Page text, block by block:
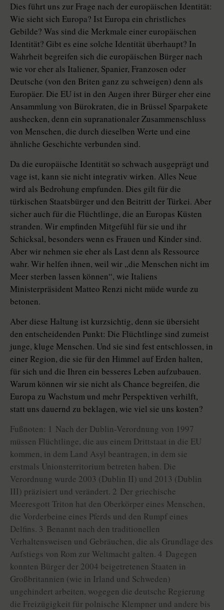
Dies führt uns zur Frage nach der europäischen Identität:
Wie sieht sich Europa? Ist Europa ein christliches
Gebilde? Was sind die Merkmale einer europäischen
Identität? Gibt es eine solche Identität überhaupt? In
Wahrheit begreifen sich die europäischen Bürger nach
wie vor eher als Italiener, Spanier, Franzosen oder
Deutsche (von den Briten ganz zu schweigen) denn als
Europäer. Die EU ist in den Augen ihrer Bürger eher eine
Ansammlung von Bürokraten, die in Brüssel Sparpakete
aushecken, denn ein supranationaler Zusammenschluss
von Menschen, die durch dieselben Werte und eine
ähnliche Geschichte verbunden sind.
Da die europäische Identität so schwach ausgeprägt und
vage ist, kann sie nicht integrativ wirken. Alles Neue
wird als Bedrohung empfunden. Dies gilt für die
türkischen Staatsbürger und den Beitritt der Türkei. Aber
sicher auch für die Flüchtlinge, die an Europas Küsten
stranden. Wir empfinden Mitgefühl für sie und ihr
Schicksal, besonders wenn es Frauen und Kinder sind.
Aber wir nehmen sie eher als Last denn als Ressource
wahr. Wir helfen ihnen, weil wir „die Menschen nicht im
Meer sterben lassen können“, wie Italiens
Ministerpräsident Matteo Renzi nicht müde wurde zu
betonen.
Aber diese Haltung ist kurzsichtig, denn sie übersieht
den entscheidenden Punkt: Die Flüchtlinge sind zumeist
junge, kluge Menschen. Und sie sind fest entschlossen, in
einer Region, die sie für den Himmel auf Erden halten,
für sich und die Ihren ein besseres Leben aufzubauen.
Warum können wir sie nicht als Chance begreifen, die
Europa zu Wachstum und mehr Perspektiven verhilft,
statt uns dauernd zu beklagen, wie viel sie uns kosten?
Fußnoten: 1 Nach der Dublin-Verordnung von 1997
müssen Flüchtlinge, die aus einem Drittstaat in die EU
kommen, in dem Land Asyl beantragen, in dem sie
erstmals Unionsterritorium betreten haben. Die
Verordnung wurde 2003 (Dublin II) und 2013 (Dublin
III) präzisiert und verändert. 2 Der griechische
Meeresgott Triton hat den Oberkörper eines Menschen,
die Vorderbeine eines Pferds und den Rumpf eines
Delfins. 3 Benannt nach den traditionellen
Verhaltensweisen und Gebräuchen, die als Grundlage des
Aufstiegs von Rom zur Weltmacht galten. 4 Dagegen
konnten Bürger der 2004 beigetretenen Staaten in
Großbritannien (wie in Irland und Schweden)
ungehindert arbeiten, wogegen die deutsche Regierung
die Freizügigkeit für polnische Klempner und andere bis